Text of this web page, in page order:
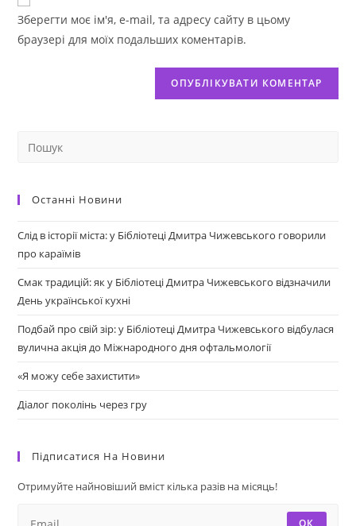
Зберегти моє ім'я, e-mail, та адресу сайту в цьому
браузері для моїх подальших коментарів.
Останні Новини
Слід в історії міста: у Бібліотеці Дмитра Чижевського говорили
про караїмів
Смак традицій: як у Бібліотеці Дмитра Чижевського відзначили
День української кухні
Подбай про свій зір: у Бібліотеці Дмитра Чижевського відбулася
вулична акція до Міжнародного дня офтальмології
«Я можу себе захистити»
Діалог поколінь через гру
Підписатися На Новини
Отримуйте найновіший вміст кілька разів на місяць!
ОК